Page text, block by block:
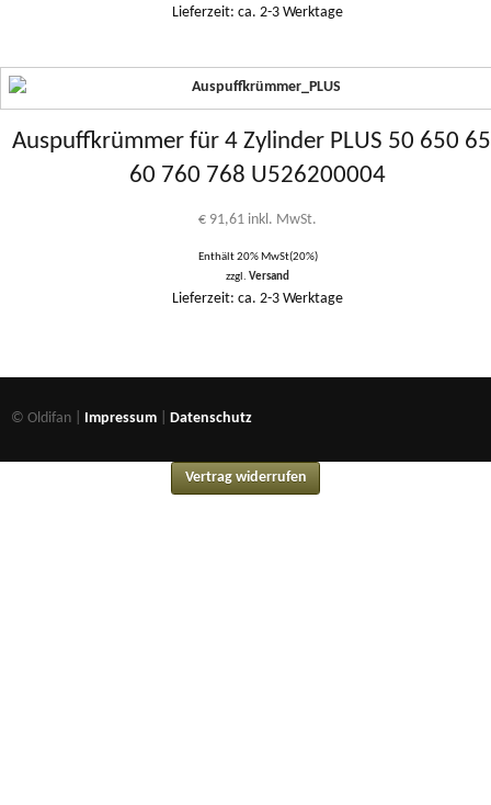
Lieferzeit: ca. 2-3 Werktage
Auspuffkrümmer für 4 Zylinder PLUS 50 650
60 760 768 U526200004
€ 91,61 inkl. MwSt.
Enthält 20% MwSt(20%)
zzgl.Versand
Lieferzeit: ca. 2-3 Werktage
© Oldifan | Impressum Datenschutz
Vertrag widerrufen